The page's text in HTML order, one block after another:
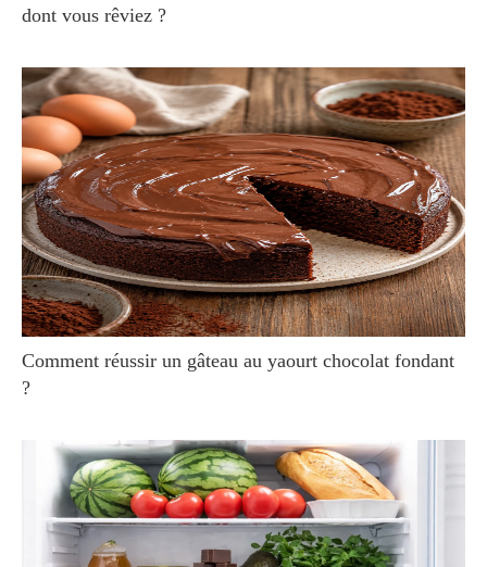
dont vous rêviez ?
Comment réussir un gâteau au yaourt chocolat fondant
?